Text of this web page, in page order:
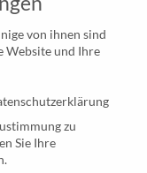
von ihnen sind
Website und Ihre
zu
Sie Ihre